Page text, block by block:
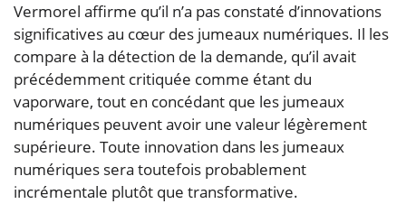
Vermorel affirme qu’il n’a pas constaté d’innovations
significatives au cœur des jumeaux numériques. Il les
compare à la détection de la demande, qu’il avait
précédemment critiquée comme étant du
vaporware, tout en concédant que les jumeaux
numériques peuvent avoir une valeur légèrement
supérieure. Toute innovation dans les jumeaux
numériques sera toutefois probablement
incrémentale plutôt que transformative.